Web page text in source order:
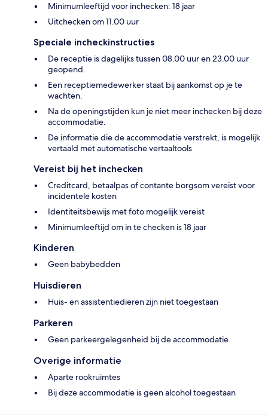
Minimumleeftijd voor inchecken: 18 jaar
Uitchecken om 11.00 uur
Speciale incheckinstructies
De receptie is dagelijks tussen 08.00 uur en 23.00 uur
geopend.
Een receptiemedewerker staat bij aankomst op je te
wachten.
Na de openingstijden kun je niet meer inchecken bij deze
accommodatie.
De informatie die de accommodatie verstrekt, is mogelijk
vertaald met automatische vertaaltools
Vereist bij het inchecken
Creditcard, betaalpas of contante borgsom vereist voor
incidentele kosten
Identiteitsbewijs met foto mogelijk vereist
Minimumleeftijd om in te checken is 18 jaar
Kinderen
Geen babybedden
Huisdieren
Huis- en assistentiedieren zijn niet toegestaan
Parkeren
Geen parkeergelegenheid bij de accommodatie
Overige informatie
Aparte rookruimtes
Bij deze accommodatie is geen alcohol toegestaan